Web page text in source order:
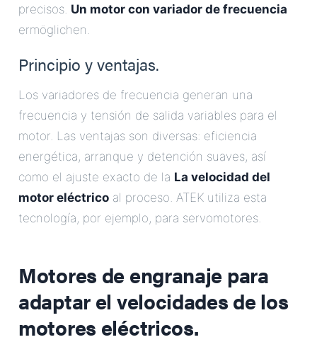
precisos. Un motor con variador de frecuencia
ermöglichen.
Principio y ventajas.
Los variadores de frecuencia generan una
frecuencia y tensión de salida variables para el
motor. Las ventajas son diversas: eficiencia
energética, arranque y detención suaves, así
como el ajuste exacto de la La velocidad del
motor eléctrico al proceso. ATEK utiliza esta
tecnología, por ejemplo, para servomotores.
Motores de engranaje para
adaptar el velocidades de los
motores eléctricos.